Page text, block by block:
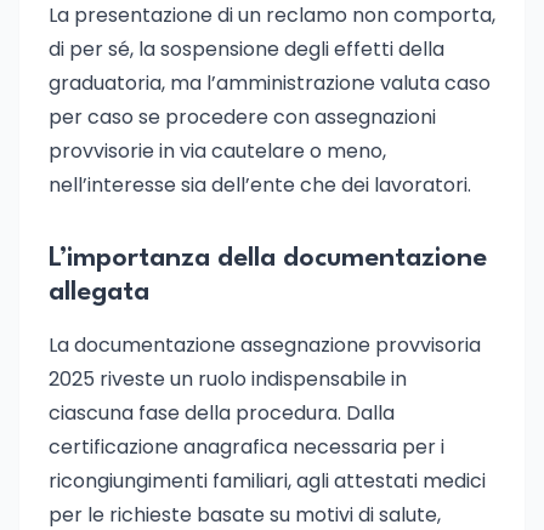
La presentazione di un reclamo non comporta,
di per sé, la sospensione degli effetti della
graduatoria, ma l’amministrazione valuta caso
per caso se procedere con assegnazioni
provvisorie in via cautelare o meno,
nell’interesse sia dell’ente che dei lavoratori.
L’importanza della documentazione
allegata
La documentazione assegnazione provvisoria
2025 riveste un ruolo indispensabile in
ciascuna fase della procedura. Dalla
certificazione anagrafica necessaria per i
ricongiungimenti familiari, agli attestati medici
per le richieste basate su motivi di salute,